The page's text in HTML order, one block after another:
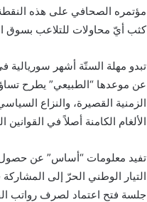
مؤتمره الصحافي على هذه النقطة
كثب أيّ محاولات للتلاعب بسوق
تبدو مهلة الستّة أشهر سوريالية
عن موعدها “الطبيعي” يطرح
الزمنية القصيرة، والنزاع
الألغام الكامنة أصلاً في
تفيد معلومات “أساس” عن حصول
التيار الوطني الحرّ إلى
جلسة فتح اعتماد لصرف رواتب